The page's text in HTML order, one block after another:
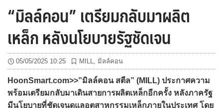
“มิลล์คอน” เตรียมกลับมาผลิต
เหล็ก หลังนโยบายรัฐชัดเจน
05/05/2025 10:25 MILL มิลล์คอน
HoonSmart.com>>”มิลล์คอน สตีล” (MILL) ประกาศความ
พร้อมเตรียมกลับมาเดินสายการผลิตเหล็กอีกครั้ง หลังภาครัฐ
มีนโยบายที่ชัดเจนดูแลอุตสาหกรรมเหล็กภายในประเทศ โดย